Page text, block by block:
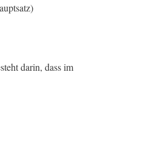
darin, dass im